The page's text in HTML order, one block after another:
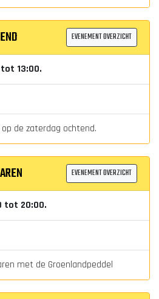
EVENEMENT OVERZICHT
13:00.
de zaterdag ochtend.
EVENEMENT OVERZICHT
tot 20:00.
met de Groenlandpeddel